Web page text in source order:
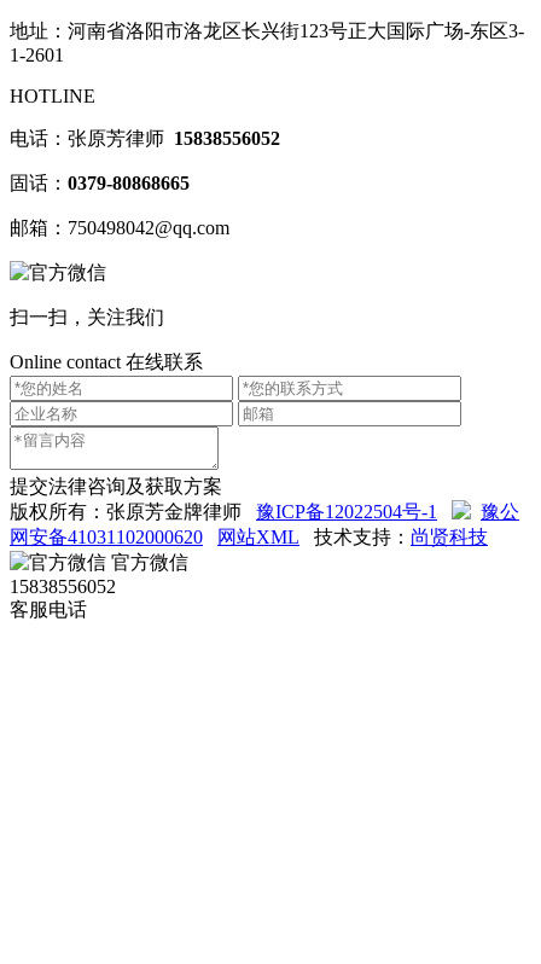
地址：河南省洛阳市洛龙区长兴街123号正大国际广场-东区3-
1-2601
HOTLINE
电话：张原芳律师 15838556052
固话： 0379-80868665
邮箱：750498042@qq.com
扫一扫，关注我们
Online contact 在线联系
提交法律咨询及获取方案
版权所有：张原芳金牌律师 豫ICP备12022504号-1
豫公
网安备41031102000620
网站XML 技术支持： 尚贤科技
官方微信
15838556052
客服电话